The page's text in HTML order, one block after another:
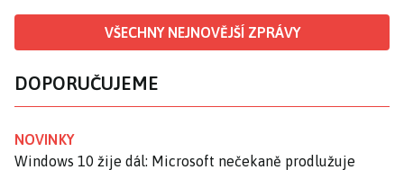
VŠECHNY NEJNOVĚJŠÍ ZPRÁVY
DOPORUČUJEME
NOVINKY
Windows 10 žije dál: Microsoft nečekaně prodlužuje